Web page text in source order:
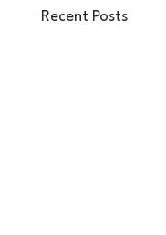
Recent Posts